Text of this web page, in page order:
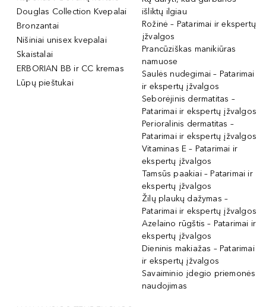
Douglas Collection Kvepalai
Bronzantai
Nišiniai unisex kvepalai
Skaistalai
ERBORIAN BB ir CC kremas
Lūpų pieštukai
išliktų ilgiau
Rožinė – Patarimai ir ekspertų
įžvalgos
Prancūziškas manikiūras
namuose
Saulės nudegimai – Patarimai
ir ekspertų įžvalgos
Seborėjinis dermatitas –
Patarimai ir ekspertų įžvalgos
Perioralinis dermatitas –
Patarimai ir ekspertų įžvalgos
Vitaminas E – Patarimai ir
ekspertų įžvalgos
Tamsūs paakiai – Patarimai ir
ekspertų įžvalgos
Žilų plaukų dažymas –
Patarimai ir ekspertų įžvalgos
Azelaino rūgštis – Patarimai ir
ekspertų įžvalgos
Dieninis makiažas – Patarimai
ir ekspertų įžvalgos
Savaiminio įdegio priemonės
naudojimas